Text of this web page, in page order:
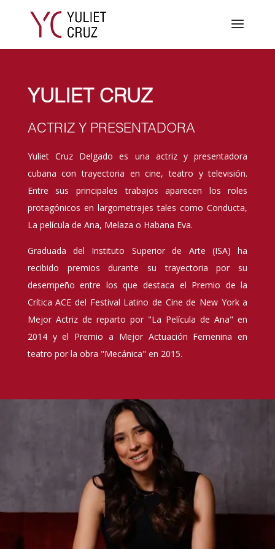
YULIET CRUZ
ACTRIZ Y PRESENTADORA
Yuliet Cruz Delgado es una actriz y presentadora
cubana con trayectoria en cine, teatro y televisión.
Entre sus principales trabajos aparecen los roles
protagónicos en largometrajes tales como Conducta,
La película de Ana, Melaza o Habana Eva.
Graduada del Instituto Superior de Arte (ISA) ha
recibido premios durante su trayectoria por su
desempeño entre los que destaca el Premio de la
Crítica ACE del Festival Latino de Cine de New York a
Mejor Actriz de reparto por "La Película de Ana" en
2014 y el Premio a Mejor Actuación Femenina en
teatro por la obra "Mecánica" en 2015.